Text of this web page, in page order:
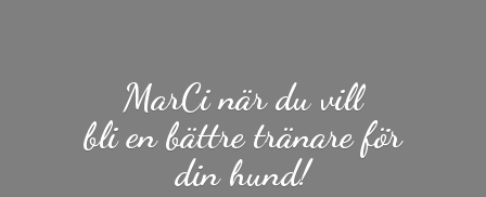
MarCi när du vill
bli en bättre tränare för
din hund!